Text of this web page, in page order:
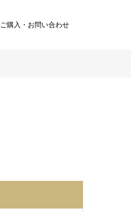
ご購入・お問い合わせ